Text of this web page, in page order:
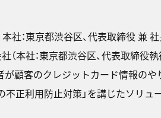
社：東京都渋谷区、代表取締役 兼 社
本社：東京都渋谷区、代表取締役執
が顧客のクレジットカード情報の
不正利用防止対策」を講じたソリュ